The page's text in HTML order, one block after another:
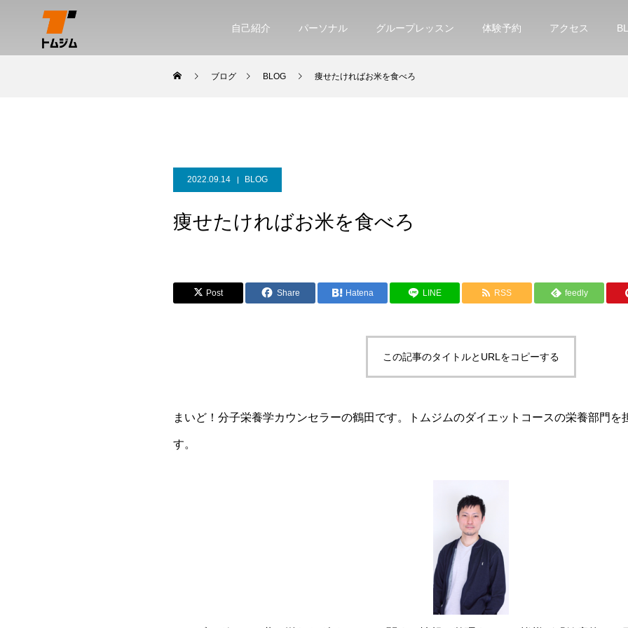
自己紹介 パーソナル グループレッスン 体験予約 アクセス
ブログ BLOG 痩せたければお米を食べろ
2022.09.14 BLOG
痩せたければお米を食べろ
Post Share Hatena LINE RSS feedly
この記事のタイトルとURLをコピーする
まいど！分子栄養学カウンセラーの鶴田です。トムジムのダイエットコースの栄養部門を
す。